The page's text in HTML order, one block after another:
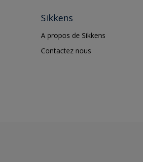
Sikkens
A propos de Sikkens
Contactez nous